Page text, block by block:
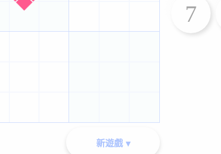
7
新遊戲 ▾